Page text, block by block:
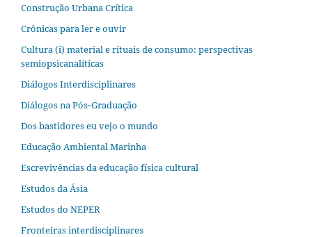
Construção Urbana Crítica
Crônicas para ler e ouvir
Cultura (i) material e rituais de consumo: perspectivas
semiopsicanalíticas
Diálogos Interdisciplinares
Diálogos na Pós‐Graduação
Dos bastidores eu vejo o mundo
Educação Ambiental Marinha
Escrevivências da educação física cultural
Estudos da Ásia​
Estudos do NEPER
Fronteiras interdisciplinares